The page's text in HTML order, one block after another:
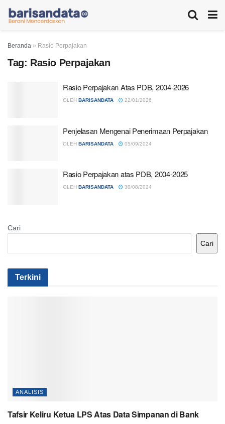
Beranda » Rasio Perpajakan
Tag: Rasio Perpajakan
Rasio Perpajakan Atas PDB, 2004-2026
OLEH BARISANDATA 22/01/2026
Penjelasan Mengenai Penerimaan Perpajakan
OLEH BARISANDATA 05/09/2024
Rasio Perpajakan atas PDB, 2004-2025
OLEH BARISANDATA 30/08/2024
Cari
Cari
Terkini
ANALISIS
Tafsir Keliru Ketua LPS Atas Data Simpanan di Bank